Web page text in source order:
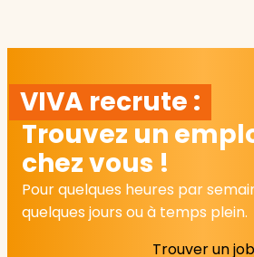
VIVA recrute :
Trouvez un
chez vous !
Pour quelques heures par
quelques jours ou à temps plein.
Trouver un job